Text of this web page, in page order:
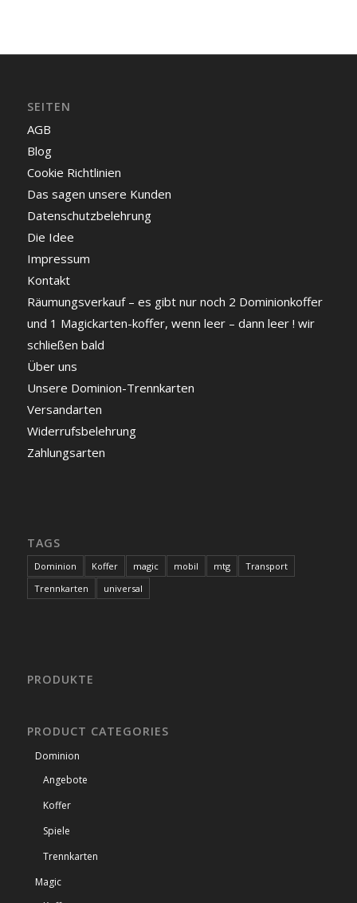
SEITEN
AGB
Blog
Cookie Richtlinien
Das sagen unsere Kunden
Datenschutzbelehrung
Die Idee
Impressum
Kontakt
Räumungsverkauf – es gibt nur noch 2 Dominionkoffer
und 1 Magickarten-koffer, wenn leer – dann leer ! wir
schließen bald
Über uns
Unsere Dominion-Trennkarten
Versandarten
Widerrufsbelehrung
Zahlungsarten
TAGS
Dominion Koffer magic mobil mtg
Transport
Trennkarten
universal
PRODUKTE
PRODUCT CATEGORIES
Dominion
Angebote
Koffer
Spiele
Trennkarten
Magic